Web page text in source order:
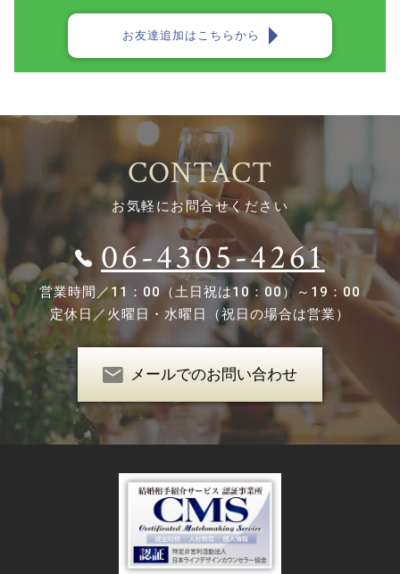
お友達追加はこちらから
CONTACT
お気軽にお問合せください
06-4305-4261
営業時間／11：00（土日祝は10：00）～19：00
定休日／火曜日・水曜日（祝日の場合は営業）
メールでのお問い合わせ